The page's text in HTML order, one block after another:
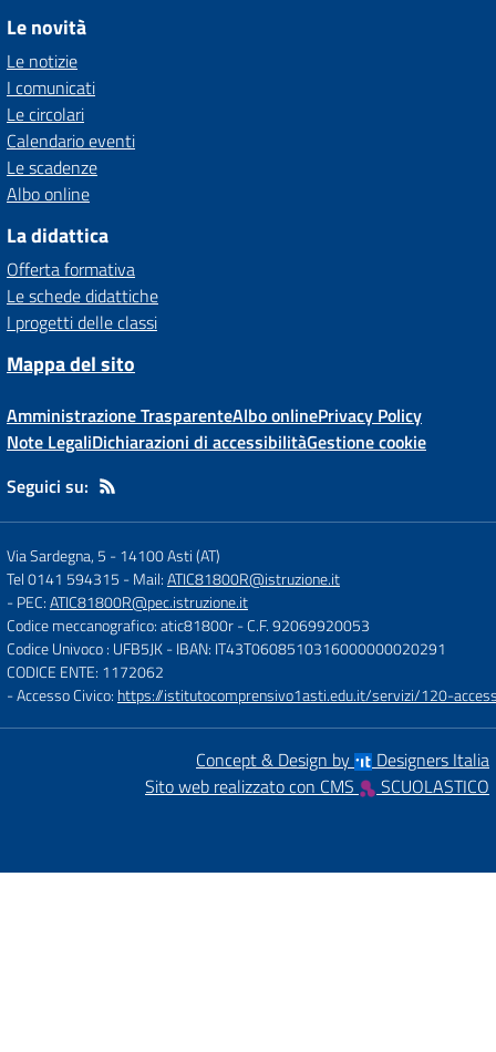
Le novità
Le notizie
I comunicati
Le circolari
Calendario eventi
Le scadenze
Albo online
La didattica
Offerta formativa
Le schede didattiche
I progetti delle classi
Mappa del sito
Amministrazione TrasparenteAlbo onlinePrivacy Policy
Note LegaliDichiarazioni di accessibilitàGestione cookie
Seguici su:
Via Sardegna, 5 -14100 Asti (AT)
Tel 0141 594315 - Mail:ATIC81800R@istruzione.it
- PEC:ATIC81800R@pec.istruzione.it
Codice meccanografico: atic81800r- C.F. 92069920053
Codice Univoco : UFB5JK- IBAN: IT43T0608510316000000020291
CODICE ENTE: 1172062
- Accesso Civico: https://istitutocomprensivo1asti.edu.it/servizi/120-
Concept & Design by
Designers Italia
Sito web realizzato con CMS
SCUOLASTICO